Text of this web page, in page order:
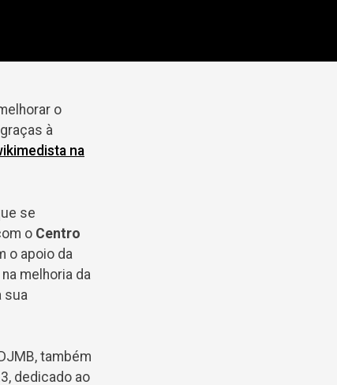
o
à
na
se
o Centro
o apoio da
melhoria da
sua
também
dedicado ao